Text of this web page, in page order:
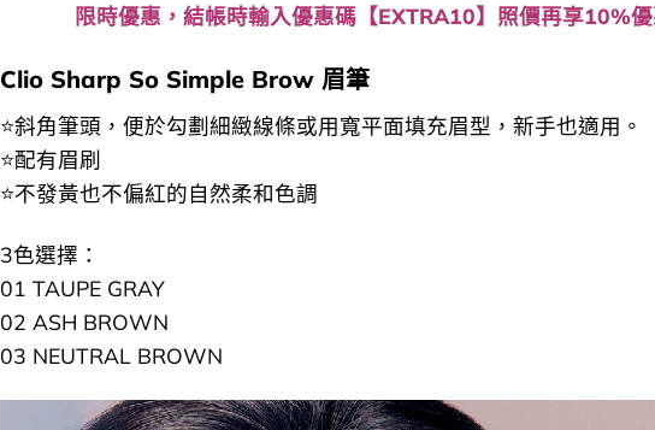
限時優惠，結帳時輸入優惠碼【EXTRA10】照價再享10%
Clio Sharp So Simple Brow 眉筆
⭐斜角筆頭，便於勾劃細緻線條或用寬平面填充眉型，新手也適用。
⭐配有眉刷
⭐不發黃也不偏紅的自然柔和色調
3色選擇：
01 TAUPE GRAY
02 ASH BROWN
03 NEUTRAL BROWN